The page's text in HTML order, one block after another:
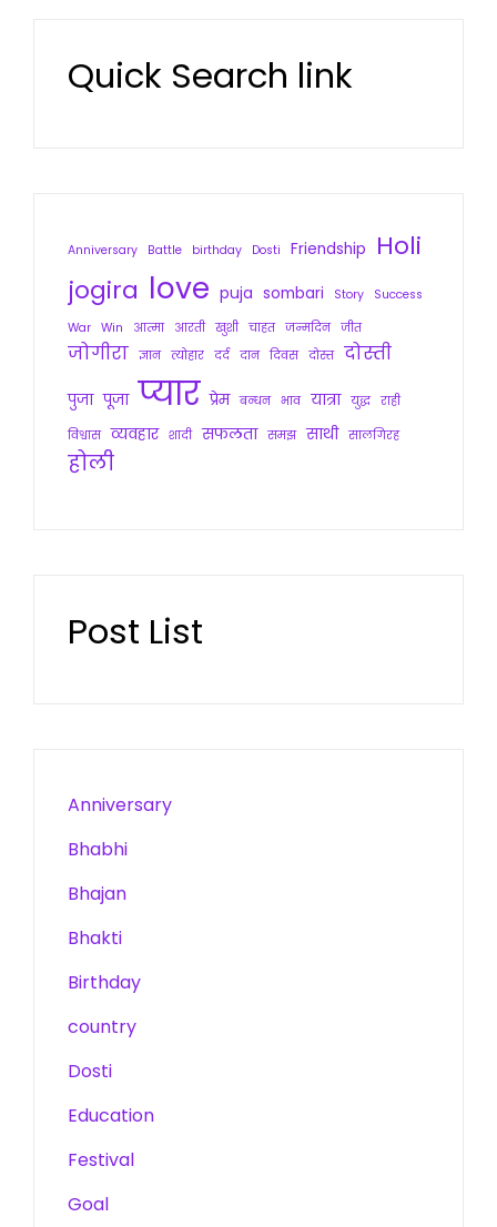
Quick Search link
Anniversary Battle birthday Dosti Friendship
Holi
jogira love puja sombari Story
Success
War Win आत्मा आरती खुशी चाहत जन्मदिन जीत
जोगीरा ज्ञान त्योहार दर्द दान दिवस दोस्त दोस्ती
पुजा पूजा प्यार प्रेम बन्धन भाव यात्रा युद्ध राही
विश्वास व्यवहार शादी सफलता समझ साथी सालगिरह
होली
Post List
Anniversary
Bhabhi
Bhajan
Bhakti
Birthday
country
Dosti
Education
Festival
Goal